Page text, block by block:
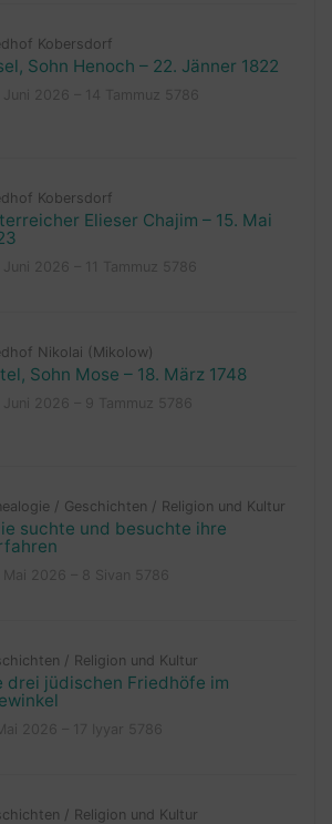
Kobersdorf
Sohn Henoch – 22. Jänner 1822
Kobersdorf
Elieser Chajim – 15. Mai
Nikolai (Mikolow)
Sohn Mose – 18. März 1748
/ Geschichten / Religion und Kultur
suchte und besuchte ihre
/ Religion und Kultur
drei jüdischen Friedhöfe im
/ Religion und Kultur